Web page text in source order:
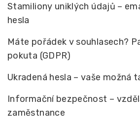
Stamiliony uniklých údajů –
hesla
Máte pořádek v souhlasech?
pokuta (GDPR)
Ukradená hesla – vaše možná
Informační bezpečnost –
zaměstnance